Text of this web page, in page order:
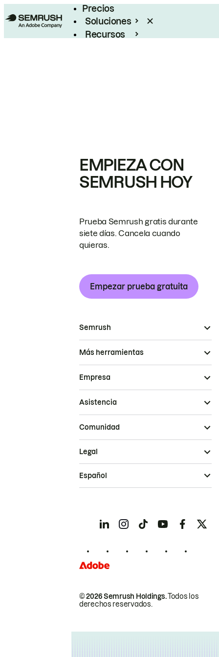
Precios
Soluciones
Recursos
EMPIEZA CON
SEMRUSH HOY
Prueba Semrush gratis durante
siete días. Cancela cuando
quieras.
Empezar prueba gratuita
Semrush
Más herramientas
Empresa
Asistencia
Comunidad
© 2026 Semrush Holdings.Todos los
derechos reservados.
Legal
Español